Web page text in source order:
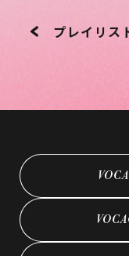
プレイリス